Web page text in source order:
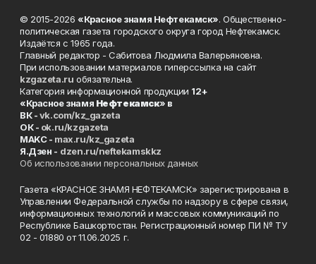
© 2015-2026 «Красное знамя Нефтекамск». Общественно-
политическая газета городского округа город Нефтекамск.
Издаётся с 1965 года.
Главный редактор - Сабитова Людмила Валерьяновна.
При использовании материалов гиперссылка на сайт
kzgazeta.ru обязательна.
Категория информационной продукции 12+
«Красное знамя Нефтекамск» в
ВК -vk.com/kz_gazeta
ОК - ok.ru/kzgazeta
MAKC - max.ru/kz_gazeta
Я.Дзен - dzen.ru/neftekamskkz
Об использовании персональных данных
Газета «КРАСНОЕ ЗНАМЯ НЕФТЕКАМСК» зарегистрирована в
Управлении Федеральной службы по надзору в сфере связи,
информационных технологий и массовых коммуникаций по
Республике Башкортостан. Регистрационный номер ПИ № ТУ
02 - 01880 от 11.06.2025 г.